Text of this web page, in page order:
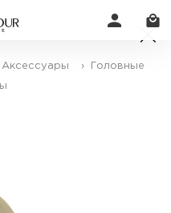
Аксессуары › Головные